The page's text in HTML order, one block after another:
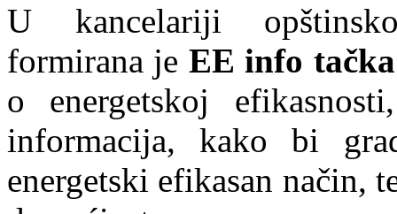
U kancelariji
formirana je EE info tačka
o energetskoj
informacija, kako bi
energetski efikasan način,